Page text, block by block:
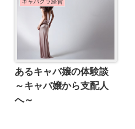
キャバクラ経営
あるキャバ嬢の体験談
～キャバ嬢から支配人
へ～